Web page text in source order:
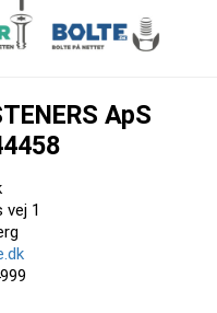
ApS
vej 1